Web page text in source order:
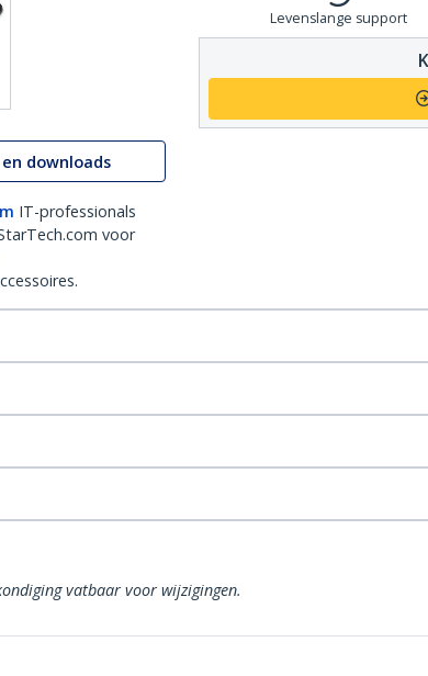
downloads
IT-professionals
voor
Levenslange support
vatbaar voor wijzigingen.